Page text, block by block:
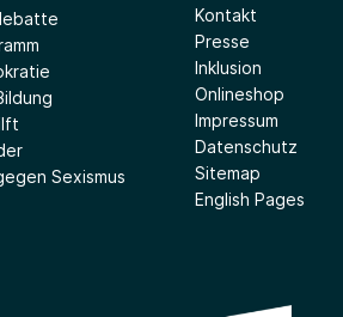
Sexismus
Kontakt
Presse
Inklusion
Onlineshop
Impressum
Datenschutz
Sitemap
English Pages